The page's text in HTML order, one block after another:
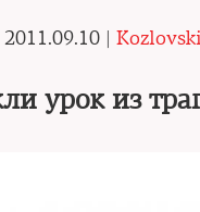
2011.09.10 |
урок из